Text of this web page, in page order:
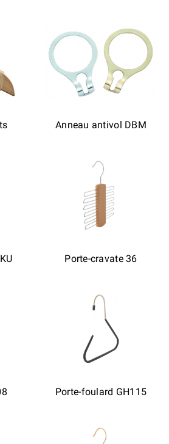
Anneau antivol DBM
Porte-cravate 36
Porte-foulard GH115